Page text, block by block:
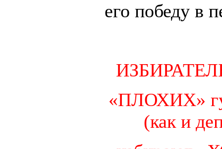
его победу в
«ПЛОХИХ»
(как и